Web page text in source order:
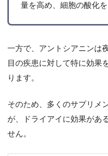
量を高め、細胞の酸化
一方で、アントシアニンは
目の疾患に対して特に効果
ります。
そのため、多くのサプリメ
が、ドライアイに効果があ
せん。